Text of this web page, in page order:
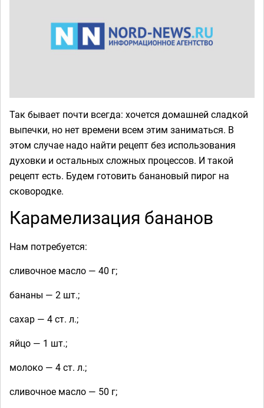
Так бывает почти всегда: хочется домашней сладкой
выпечки, но нет времени всем этим заниматься. В
этом случае надо найти рецепт без использования
духовки и остальных сложных процессов. И такой
рецепт есть. Будем готовить банановый пирог на
сковородке.
Карамелизация бананов
Нам потребуется:
сливочное масло — 40 г;
бананы — 2 шт.;
сахар — 4 ст. л.;
яйцо — 1 шт.;
молоко — 4 ст. л.;
сливочное масло — 50 г;